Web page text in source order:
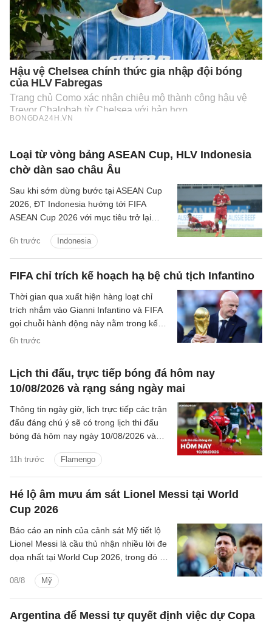
Loại từ vòng bảng ASEAN Cup, HLV Indonesia
chờ dàn sao châu Âu
6h trước Indonesia
Sau khi sớm dừng bước tại ASEAN Cup
2026, ĐT Indonesia hướng tới FIFA
ASEAN Cup 2026 với mục tiêu trở lại
FIFA chỉ trích kế hoạch hạ bệ chủ tịch Infantino
6h trước
Thời gian qua xuất hiện hàng loạt chỉ
trích nhắm vào Gianni Infantino và FIFA
gọi chuỗi hành động này nằm trong kế
hoạch hạ bệ chủ tịch cơ quan này.
Lịch thi đấu, trực tiếp bóng đá hôm nay
10/08/2026 và rạng sáng ngày mai
11h trước Flamengo
Thông tin ngày giờ, lịch trực tiếp các trận
đấu đáng chú ý sẽ có trong lịch thi đấu
bóng đá hôm nay ngày 10/08/2026 và
tiếp.
Hé lộ âm mưu ám sát Lionel Messi tại World
Cup 2026
08/8 Mỹ
Báo cáo an ninh của cảnh sát Mỹ tiết lộ
Lionel Messi là cầu thủ nhận nhiều lời đe
dọa nhất tại World Cup 2026, trong đó có
Argentina để Messi tự quyết định việc dự Copa